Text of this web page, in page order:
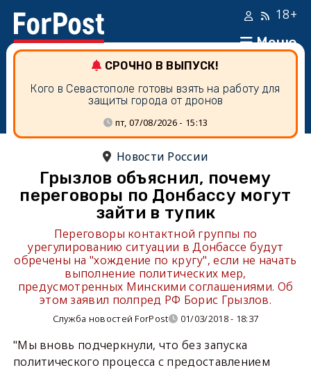
Меню
18+
СРОЧНО В ВЫПУСК!
Кого в Севастополе готовы взять на работу для
защиты города от дронов
пт, 07/08/2026 - 15:13
Новости России
Грызлов объяснил, почему
переговоры по Донбассу могут
зайти в тупик
Переговоры контактной группы по
урегулированию ситуации в Донбассе будут
обречены на "хождение по кругу", если не начать
выполнение политических мер,
предусмотренных Минскими соглашениями. Об
этом заявил полпред РФ Борис Грызлов.
Служба новостей ForPost 01/03/2018 - 18:37
"Мы вновь подчеркнули, что без запуска
политического процесса с предоставлением